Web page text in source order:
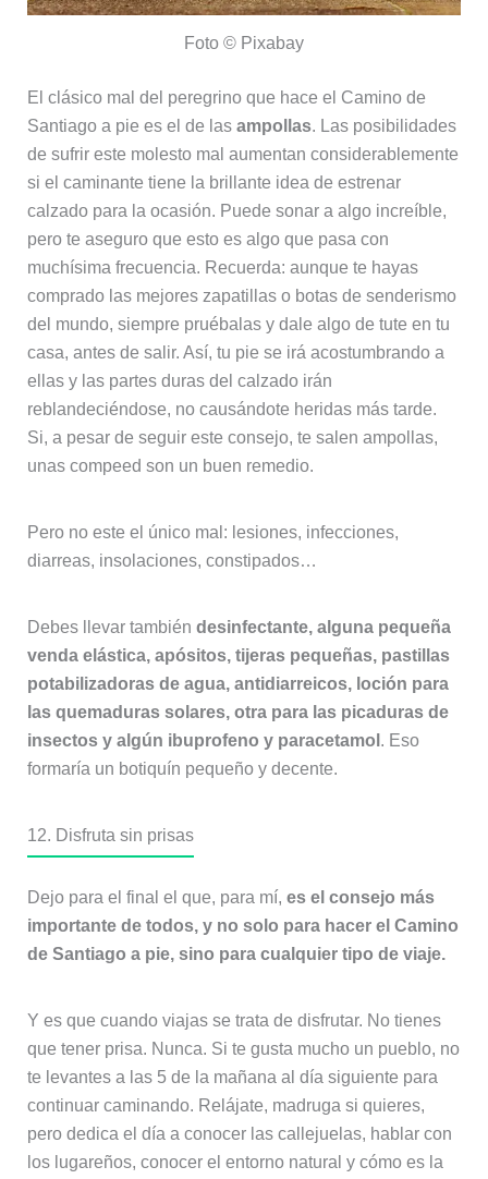
Foto © Pixabay
El clásico mal del peregrino que hace el Camino de
Santiago a pie es el de las ampollas. Las posibilidades
de sufrir este molesto mal aumentan considerablemente
si el caminante tiene la brillante idea de estrenar
calzado para la ocasión. Puede sonar a algo increíble,
pero te aseguro que esto es algo que pasa con
muchísima frecuencia. Recuerda: aunque te hayas
comprado las mejores zapatillas o botas de senderismo
del mundo, siempre pruébalas y dale algo de tute en tu
casa, antes de salir. Así, tu pie se irá acostumbrando a
ellas y las partes duras del calzado irán
reblandeciéndose, no causándote heridas más tarde.
Si, a pesar de seguir este consejo, te salen ampollas,
unas compeed son un buen remedio.
Pero no este el único mal: lesiones, infecciones,
diarreas, insolaciones, constipados…
Debes llevar también desinfectante, alguna pequeña
venda elástica, apósitos, tijeras pequeñas, pastillas
potabilizadoras de agua, antidiarreicos, loción para
las quemaduras solares, otra para las picaduras de
insectos y algún ibuprofeno y paracetamol . Eso
formaría un botiquín pequeño y decente.
12. Disfruta sin prisas
Dejo para el final el que, para mí, es el consejo más
importante de todos, y no solo para hacer el Camino
de Santiago a pie, sino para cualquier tipo de viaje.
Y es que cuando viajas se trata de disfrutar. No tienes
que tener prisa. Nunca. Si te gusta mucho un pueblo, no
te levantes a las 5 de la mañana al día siguiente para
continuar caminando. Relájate, madruga si quieres,
pero dedica el día a conocer las callejuelas, hablar con
los lugareños, conocer el entorno natural y cómo es la